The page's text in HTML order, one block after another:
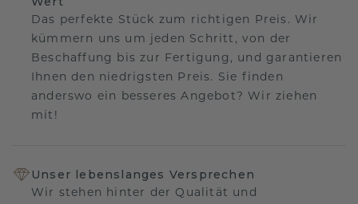
Das perfekte Stück zum richtigen Preis. Wir
kümmern uns um jeden Schritt, von der
Beschaffung bis zur Fertigung, und garantieren
Ihnen den niedrigsten Preis. Sie finden
anderswo ein besseres Angebot? Wir ziehen
mit!
Unser lebenslanges Versprechen
Wir stehen hinter der Qualität und